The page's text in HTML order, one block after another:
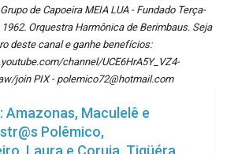
de Capoeira MEIA LUA - Fundado Terça-
Orquestra Harmônica de Berimbaus. Seja
deste canal e ganhe benefícios:
channel/UCE6HrA5Y_VZ4-
join PIX - polemico72@hotmail.com
Amazonas, Maculelê e
Polêmico,
Laura e Coruja. Tigüéra